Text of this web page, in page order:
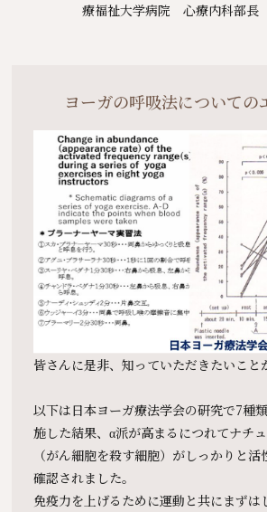
療福祉大学病院 心療内科部
ヨーガの呼吸法についての
皆さんに是非、知っていただきたいこと
以下は日本ヨーガ療法学会の研究で7種
施した結果、α派が高まるにつれてナチ
（がん細胞を殺す細胞）がしっかりと
確認されました。
免疫力を上げるために運動と共にまずは